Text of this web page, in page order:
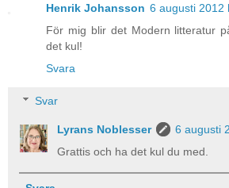
Henrik Johansson 6 augusti 2012
För mig blir det Modern litteratur
det kul!
Svara
Svar
Lyrans Noblesser
6 augusti
Grattis och ha det kul du med.